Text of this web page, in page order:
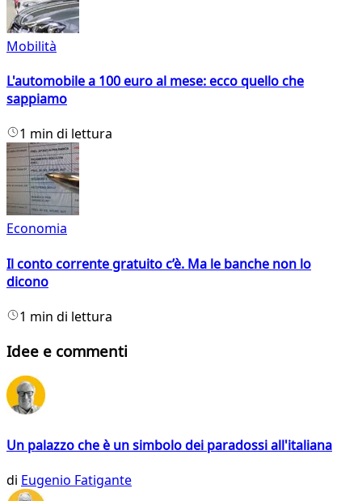
Mobilità
L'automobile a 100 euro al mese: ecco quello che
sappiamo
1 min di lettura
Economia
Il conto corrente gratuito c’è. Ma le banche non lo
dicono
1 min di lettura
Idee e commenti
Un palazzo che è un simbolo dei paradossi all'italiana
di Eugenio Fatigante